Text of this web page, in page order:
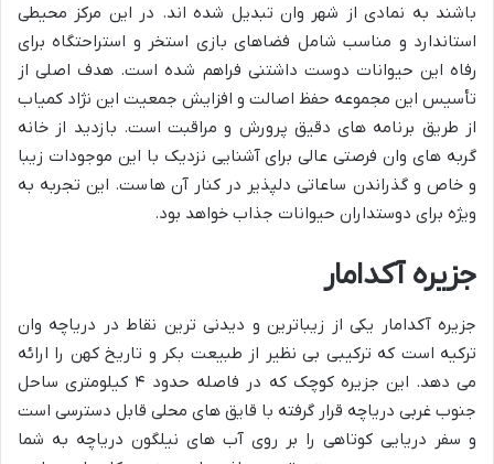
باشند به نمادی از شهر وان تبدیل شده اند. در این مرکز محیطی
استاندارد و مناسب شامل فضاهای بازی استخر و استراحتگاه برای
رفاه این حیوانات دوست داشتنی فراهم شده است. هدف اصلی از
تأسیس این مجموعه حفظ اصالت و افزایش جمعیت این نژاد کمیاب
از طریق برنامه های دقیق پرورش و مراقبت است. بازدید از خانه
گربه های وان فرصتی عالی برای آشنایی نزدیک با این موجودات زیبا
و خاص و گذراندن ساعاتی دلپذیر در کنار آن هاست. این تجربه به
ویژه برای دوستداران حیوانات جذاب خواهد بود.
جزیره آکدامار
جزیره آکدامار یکی از زیباترین و دیدنی ترین نقاط در دریاچه وان
ترکیه است که ترکیبی بی نظیر از طبیعت بکر و تاریخ کهن را ارائه
می دهد. این جزیره کوچک که در فاصله حدود ۴ کیلومتری ساحل
جنوب غربی دریاچه قرار گرفته با قایق های محلی قابل دسترسی است
و سفر دریایی کوتاهی را بر روی آب های نیلگون دریاچه به شما